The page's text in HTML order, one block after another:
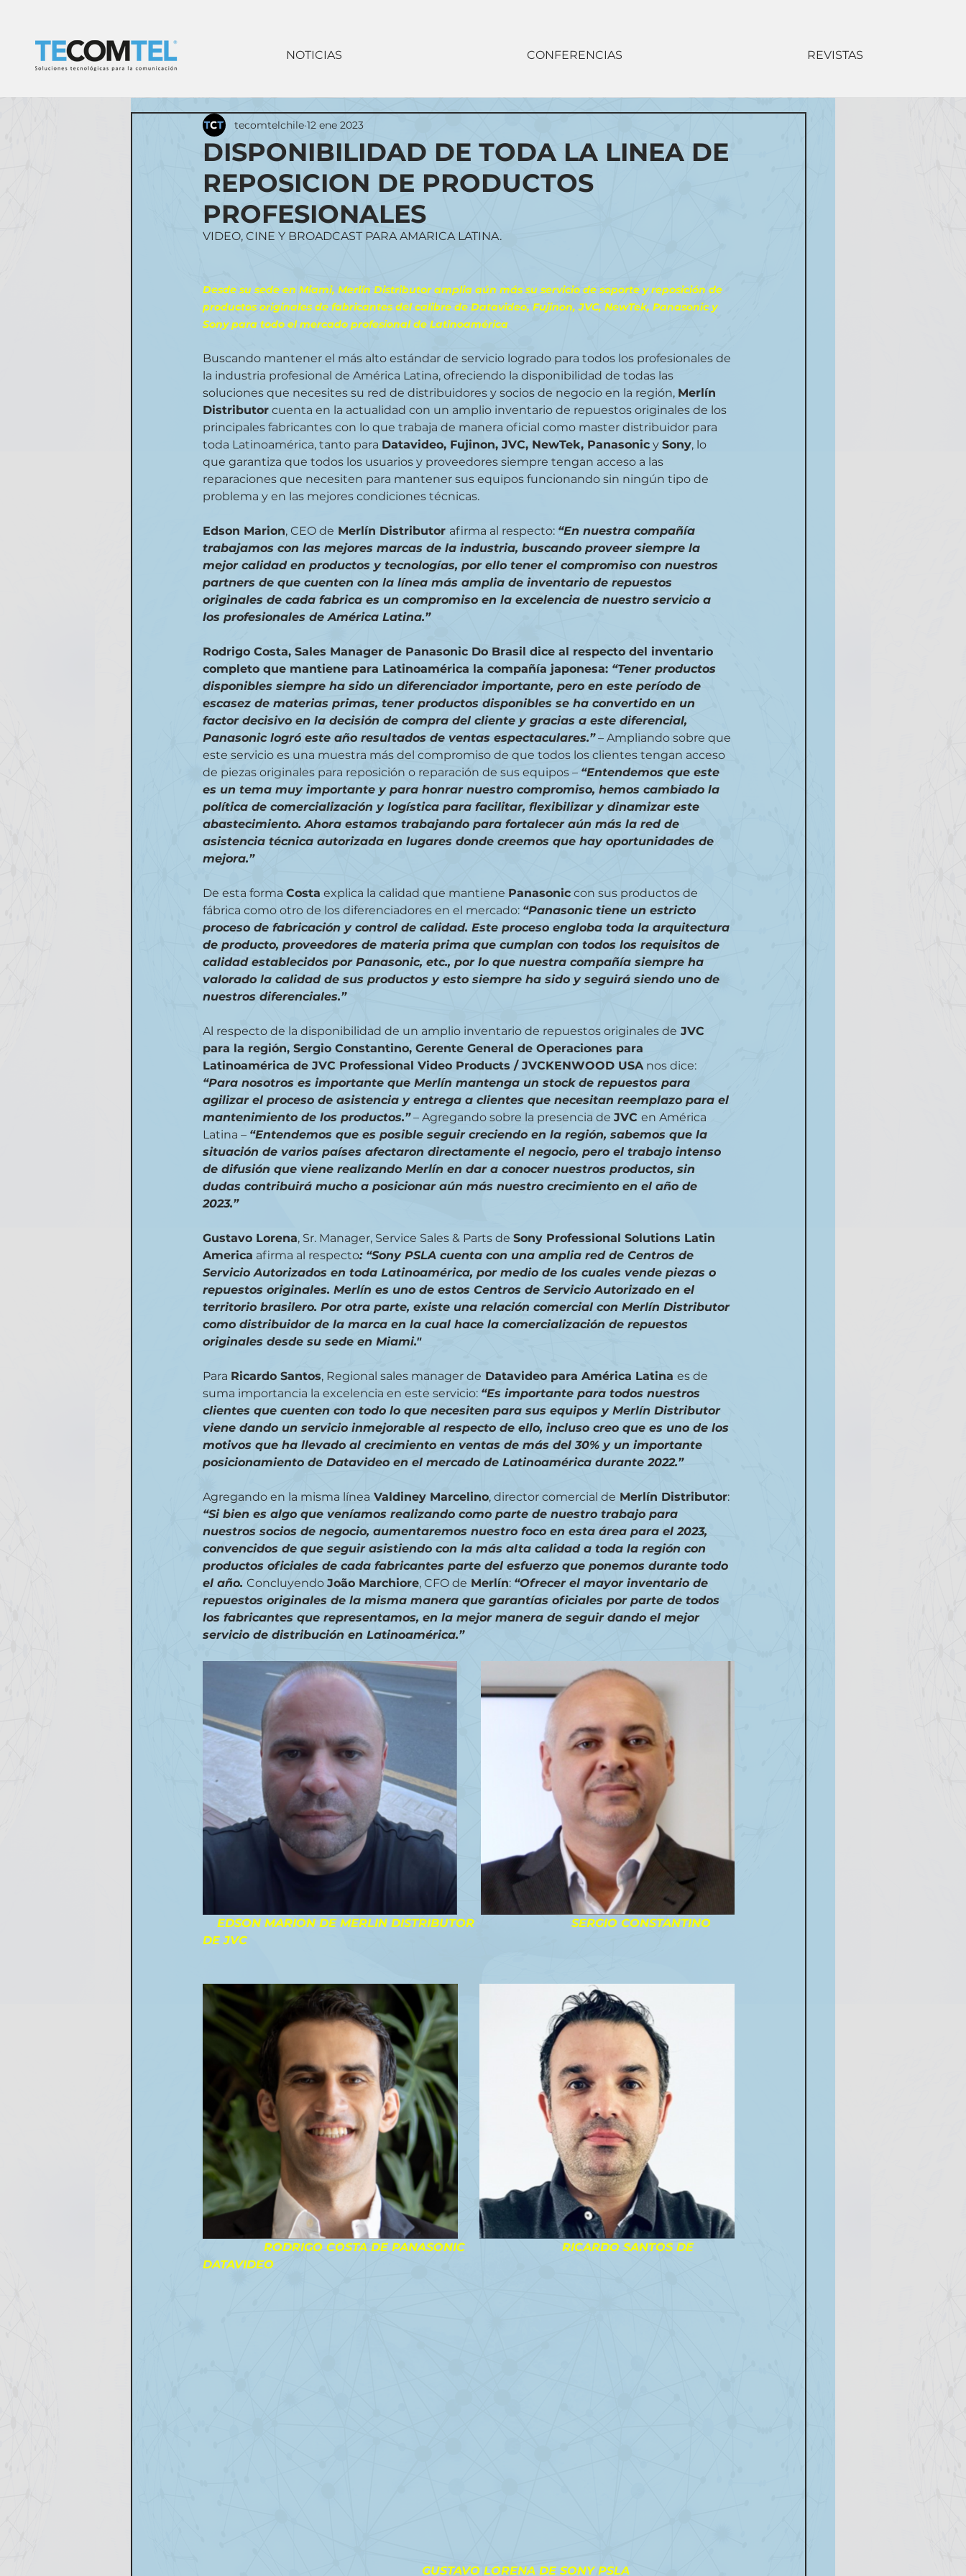
NOTICIAS CONFERENCIAS REVISTAS
DISPONIBILIDAD DE TODA LA LINEA DE
REPOSICION DE PRODUCTOS
PROFESIONALES
tecomtelchile 12 ene 2023
VIDEO, CINE Y BROADCAST PARA AMARICA LATINA.
Desde su sede en Miami, Merlín Distributor amplia aún más su servicio de soporte y reposición de
productos originales de fabricantes del calibre de Datavideo, Fujinon, JVC, NewTek, Panasonic y
Sony para todo el mercado profesional de Latinoamérica
Buscando mantener el más alto estándar de servicio logrado para todos los profesionales de
la industria profesional de América Latina, ofreciendo la disponibilidad de todas las
soluciones que necesites su red de distribuidores y socios de negocio en la región, Merlín
Distributor cuenta en la actualidad con un amplio inventario de repuestos originales de los
principales fabricantes con lo que trabaja de manera oficial como master distribuidor para
toda Latinoamérica, tanto para Datavideo, Fujinon, JVC, NewTek, Panasonic y Sony, lo
que garantiza que todos los usuarios y proveedores siempre tengan acceso a las
reparaciones que necesiten para mantener sus equipos funcionando sin ningún tipo de
problema y en las mejores condiciones técnicas.
Edson Marion, CEO de Merlín Distributor afirma al respecto: “En nuestra compañía
trabajamos con las mejores marcas de la industria, buscando proveer siempre la
mejor calidad en productos y tecnologías, por ello tener el compromiso con nuestros
partners de que cuenten con la línea más amplia de inventario de repuestos
originales de cada fabrica es un compromiso en la excelencia de nuestro servicio a
los profesionales de América Latina.”
Rodrigo Costa, Sales Manager de Panasonic Do Brasil dice al respecto del inventario
completo que mantiene para Latinoamérica la compañía japonesa: “Tener productos
disponibles siempre ha sido un diferenciador importante, pero en este período de
escasez de materias primas, tener productos disponibles se ha convertido en un
factor decisivo en la decisión de compra del cliente y gracias a este diferencial,
Panasonic logró este año resultados de ventas espectaculares.” – Ampliando sobre que
este servicio es una muestra más del compromiso de que todos los clientes tengan acceso
de piezas originales para reposición o reparación de sus equipos – “Entendemos que este
es un tema muy importante y para honrar nuestro compromiso, hemos cambiado la
política de comercialización y logística para facilitar, flexibilizar y dinamizar este
abastecimiento. Ahora estamos trabajando para fortalecer aún más la red de
asistencia técnica autorizada en lugares donde creemos que hay oportunidades de
mejora.”
De esta forma Costa explica la calidad que mantiene Panasonic con sus productos de
fábrica como otro de los diferenciadores en el mercado: “Panasonic tiene un estricto
proceso de fabricación y control de calidad. Este proceso engloba toda la arquitectura
de producto, proveedores de materia prima que cumplan con todos los requisitos de
calidad establecidos por Panasonic, etc., por lo que nuestra compañía siempre ha
valorado la calidad de sus productos y esto siempre ha sido y seguirá siendo uno de
nuestros diferenciales.”
Al respecto de la disponibilidad de un amplio inventario de repuestos originales de JVC
para la región, Sergio Constantino, Gerente General de Operaciones para
Latinoamérica de JVC Professional Video Products / JVCKENWOOD USA nos dice:
“Para nosotros es importante que Merlín mantenga un stock de repuestos para
agilizar el proceso de asistencia y entrega a clientes que necesitan reemplazo para el
mantenimiento de los productos.” – Agregando sobre la presencia de JVC en América
Latina – “Entendemos que es posible seguir creciendo en la región, sabemos que la
situación de varios países afectaron directamente el negocio, pero el trabajo intenso
de difusión que viene realizando Merlín en dar a conocer nuestros productos, sin
dudas contribuirá mucho a posicionar aún más nuestro crecimiento en el año de
2023.”
Gustavo Lorena, Sr. Manager, Service Sales & Parts de Sony Professional Solutions Latin
America afirma al respecto: “Sony PSLA cuenta con una amplia red de Centros de
Servicio Autorizados en toda Latinoamérica, por medio de los cuales vende piezas o
repuestos originales. Merlín es uno de estos Centros de Servicio Autorizado en el
territorio brasilero. Por otra parte, existe una relación comercial con Merlín Distributor
como distribuidor de la marca en la cual hace la comercialización de repuestos
originales desde su sede en Miami."
Para Ricardo Santos, Regional sales manager de Datavideo para América Latina es de
suma importancia la excelencia en este servicio: “Es importante para todos nuestros
clientes que cuenten con todo lo que necesiten para sus equipos y Merlín Distributor
viene dando un servicio inmejorable al respecto de ello, incluso creo que es uno de los
motivos que ha llevado al crecimiento en ventas de más del 30% y un importante
posicionamiento de Datavideo en el mercado de Latinoamérica durante 2022.”
Agregando en la misma línea Valdiney Marcelino, director comercial de Merlín Distributor:
“Si bien es algo que veníamos realizando como parte de nuestro trabajo para
nuestros socios de negocio, aumentaremos nuestro foco en esta área para el 2023,
convencidos de que seguir asistiendo con la más alta calidad a toda la región con
productos oficiales de cada fabricantes parte del esfuerzo que ponemos durante todo
el año. Concluyendo João Marchiore, CFO de Merlín: “Ofrecer el mayor inventario de
repuestos originales de la misma manera que garantías oficiales por parte de todos
los fabricantes que representamos, en la mejor manera de seguir dando el mejor
servicio de distribución en Latinoamérica.”
    EDSON MARION DE MERLIN DISTRIBUTOR
SERGIO CONSTANTINO
DE JVC
DATAVIDEO
                                                             GUSTAVO LORENA DE SONY PSLA